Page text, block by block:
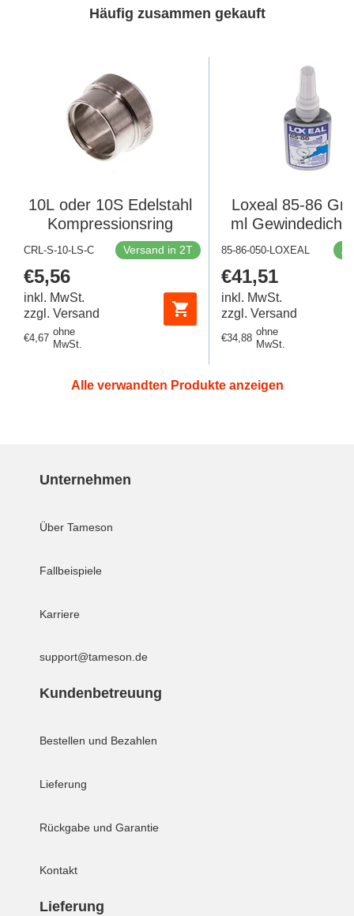
Häufig zusammen gekauft
10L oder 10S Edelstahl
Kompressionsring
CRL-S-10-LS-C Versand in 2T
Regulärer
Preis
€5,56
inkl. MwSt.
zzgl. Versand
Regulärer
€4,67
ohne
MwSt.
Loxeal 85-86
ml
85-86-050-LOXEAL
Regulärer
Preis
€41,51
inkl. MwSt.
zzgl. Versand
Regulärer
€34,88
ohne
MwSt.
Alle verwandten Produkte anzeigen
Unternehmen
Über Tameson
Fallbeispiele
Karriere
support@tameson.de
Kundenbetreuung
Bestellen und Bezahlen
Lieferung
Rückgabe und Garantie
Kontakt
Lieferung